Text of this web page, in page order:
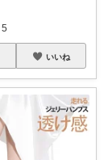
5
いいね